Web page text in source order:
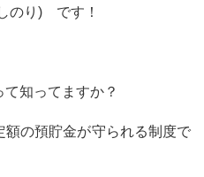
り) です！
知ってますか？
の預貯金が守られる制度で